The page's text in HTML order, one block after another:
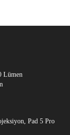
Lümen
Pad 5 Pro